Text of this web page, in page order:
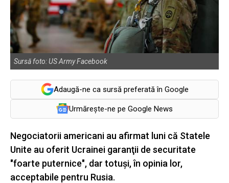
Sursă foto: US Army Facebook
Adaugă-ne ca sursă preferată în Google
Urmărește-ne pe Google News
Negociatorii americani au afirmat luni că Statele
Unite au oferit Ucrainei garanţii de securitate
"foarte puternice", dar totuşi, în opinia lor,
acceptabile pentru Rusia.